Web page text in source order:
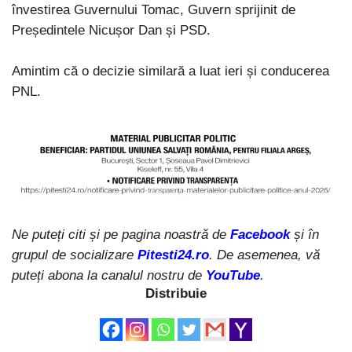
învestirea Guvernului Tomac, Guvern sprijinit de
Președintele Nicușor Dan și PSD.
Amintim că o decizie similară a luat ieri și conducerea
PNL.
Ne puteți citi și pe pagina noastră de Facebook și în
grupul de socializare Pitesti24.ro. De asemenea, vă
puteți abona la canalul nostru de YouTube.
Distribuie